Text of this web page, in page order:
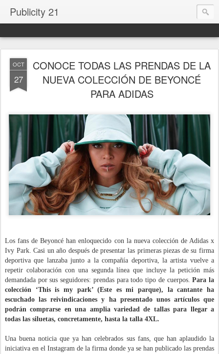
Publicity 21
OCT
27
CONOCE TODAS LAS PRENDAS DE LA
NUEVA COLECCIÓN DE BEYONCÉ
PARA ADIDAS
Los fans de Beyoncé han enloquecido con la nueva colección de Adidas x
Ivy Park. Casi un año después de presentar las primeras piezas de su firma
deportiva que lanzaba junto a la compañía deportiva, la artista vuelve a
repetir colaboración con una segunda línea que incluye la petición más
demandada por sus seguidores: prendas para todo tipo de cuerpos.Para la
colección ‘This is my park’ (Este es mi parque), la cantante ha
escuchado las reivindicaciones y ha presentado unos artículos que
podrán comprarse en una amplia variedad de tallas para llegar a
todas las siluetas, concretamente, hasta la talla 4XL.
Una buena noticia que ya han celebrados sus fans, que han aplaudido la
iniciativa en el Instagram de la firma donde ya se han publicado las prendas